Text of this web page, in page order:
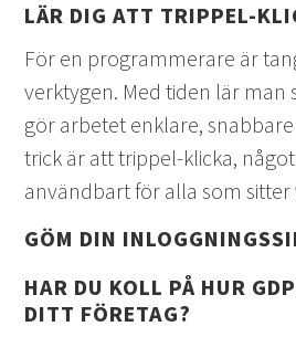
LÄR DIG ATT TRIPPEL-
För en programmerare är
verktygen. Med tiden lär man
gör arbetet enklare,
trick är att trippel-klicka,
användbart för alla som sitter
GÖM DIN
HAR DU KOLL PÅ HUR
DITT FÖRETAG?